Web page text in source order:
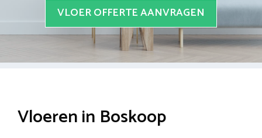
VLOER OFFERTE AANVRAGEN
Vloeren in Boskoop